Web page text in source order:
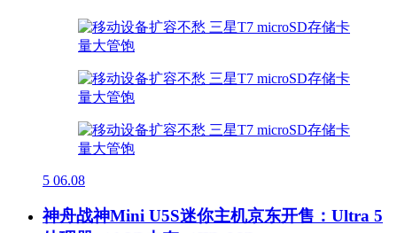
5 06.08
神舟战神Mini U5S迷你主机京东开售：Ultra 5